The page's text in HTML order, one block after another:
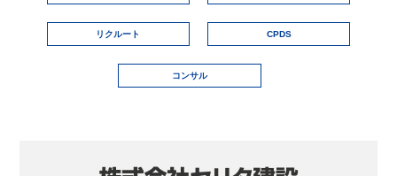
リクルート CPDS
コンサル